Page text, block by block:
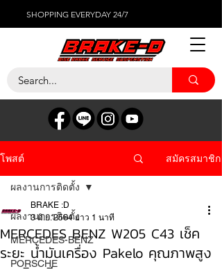
SHOPPING EVERYDAY 24/7
โพสต์ สมัครสมาชิก
ผลงานการติดตั้ง
MERCEDES-BENZ
PORSCHE
ผลงานการติดตั้ง
MERCEDES BENZ W205 C43 เช็ค
ระยะ น้ำมันเครื่อง Pakelo คุณภาพสูง
BRAKE :D
3 มิ.ย. 2564 ยาว 1 นาที